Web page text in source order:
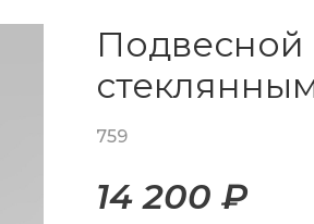
Подвесной
759
14 200 ₽